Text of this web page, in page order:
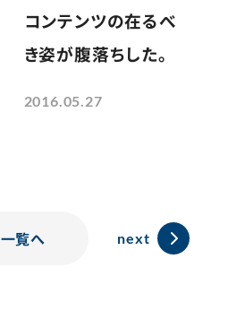
コンテンツの在るべ
き姿が腹落ちした。
2016.05.27
一覧へ next